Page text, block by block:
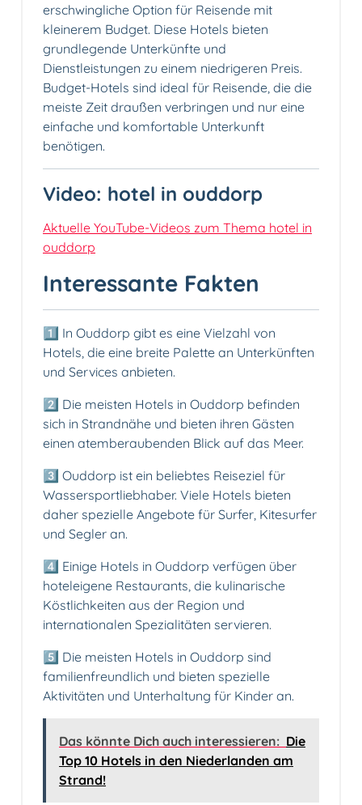
erschwingliche Option für Reisende mit
kleinerem Budget. Diese Hotels bieten
grundlegende Unterkünfte und
Dienstleistungen zu einem niedrigeren Preis.
Budget-Hotels sind ideal für Reisende, die die
meiste Zeit draußen verbringen und nur eine
einfache und komfortable Unterkunft
benötigen.
Video: hotel in ouddorp
Aktuelle YouTube-Videos zum Thema hotel in
ouddorp
Interessante Fakten
1️⃣ In Ouddorp gibt es eine Vielzahl von
Hotels, die eine breite Palette an Unterkünften
und Services anbieten.
2️⃣ Die meisten Hotels in Ouddorp befinden
sich in Strandnähe und bieten ihren Gästen
einen atemberaubenden Blick auf das Meer.
3️⃣ Ouddorp ist ein beliebtes Reiseziel für
Wassersportliebhaber. Viele Hotels bieten
daher spezielle Angebote für Surfer, Kitesurfer
und Segler an.
4️⃣ Einige Hotels in Ouddorp verfügen über
hoteleigene Restaurants, die kulinarische
Köstlichkeiten aus der Region und
internationalen Spezialitäten servieren.
5️⃣ Die meisten Hotels in Ouddorp sind
familienfreundlich und bieten spezielle
Aktivitäten und Unterhaltung für Kinder an.
Das könnte Dich auch interessieren: Die
Top 10 Hotels in den Niederlanden am
Strand!